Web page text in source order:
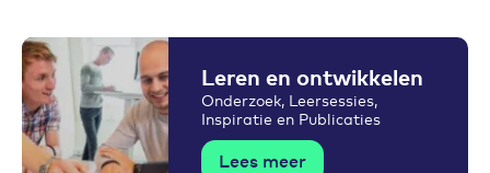
Leren en ontwikkelen
Onderzoek, Leersessies,
Inspiratie en Publicaties
Lees meer